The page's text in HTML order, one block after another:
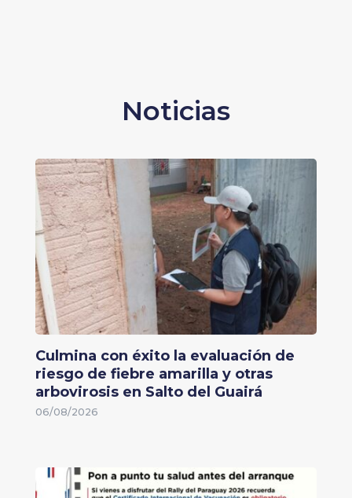
Noticias
Culmina con éxito la evaluación de
riesgo de fiebre amarilla y otras
arbovirosis en Salto del Guairá
06/08/2026